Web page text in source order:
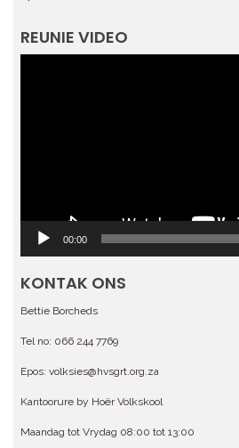
REUNIE VIDEO
00:00
KONTAK ONS
Bettie Borcheds
Tel no: 066 244 7769
Epos: volksies@hvsgrt.org.za
Kantoorure by Hoër Volkskool
Maandag tot Vrydag 08:00 tot 13:00